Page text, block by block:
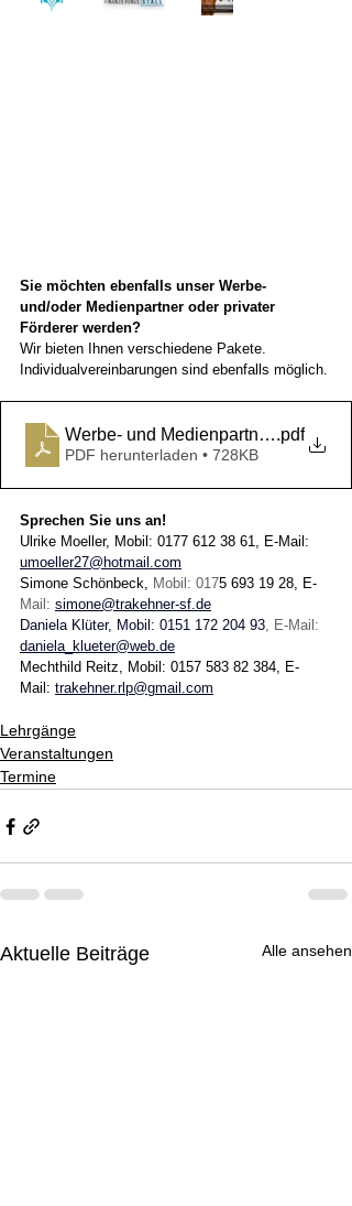
Sie möchten ebenfalls unser Werbe-
und/oder Medienpartner oder privater
Förderer werden?
Wir bieten Ihnen verschiedene Pakete.
Individualvereinbarungen sind ebenfalls möglich.
.pdf
PDF herunterladen • 728KB
Sprechen Sie uns an!
Ulrike Moeller, Mobil: 0177 612 38 61, E-Mail:
umoeller27@hotmail.com
Simone Schönbeck, Mobil: 0175 693 19 28, E-
Mail: simone@trakehner-sf.de
Daniela Klüter, Mobil: 0151 172 204 93, E-Mail:
daniela_klueter@web.de
Mechthild Reitz, Mobil: 0157 583 82 384, E-
Mail: trakehner.rlp@gmail.com
Lehrgänge
Veranstaltungen
Termine
Aktuelle Beiträge Alle ansehen